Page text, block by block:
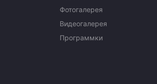
Фотогалерея
Видеогалерея
Программки